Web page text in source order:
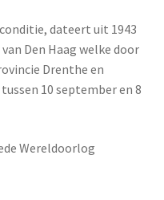
dateert uit 1943
Den Haag welke door
Drenthe en
10 september en 8
Wereldoorlog